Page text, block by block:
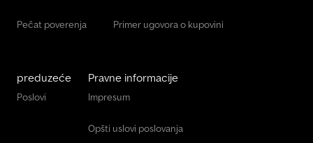
Pečat poverenja Primer ugovora o kupovini
preduzeće
Poslovi
Pravne informacije
Impresum
Opšti uslovi poslovanja